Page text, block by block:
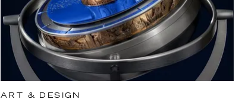
ART & DESIGN